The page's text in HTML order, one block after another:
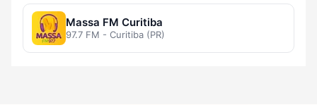
Massa FM Curitiba
97.7 FM - Curitiba (PR)